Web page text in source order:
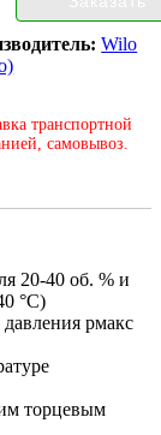
Wilo
транспортной
самовывоз.
20-40 об. % и
°C)
pмакс
торцевым